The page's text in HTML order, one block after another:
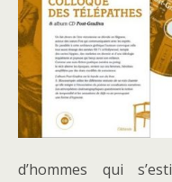
d’hommes qui